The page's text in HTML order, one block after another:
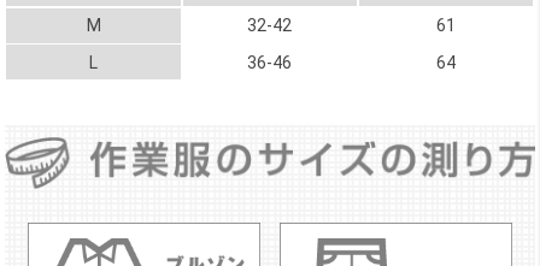
M
32-42
61
36-46 64